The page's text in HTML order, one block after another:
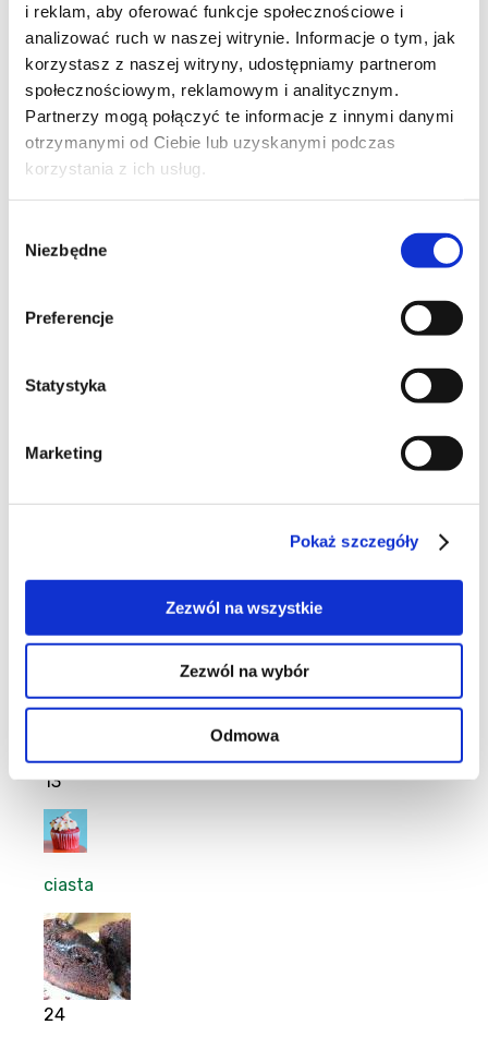
i reklam, aby oferować funkcje społecznościowe i
analizować ruch w naszej witrynie. Informacje o tym, jak
korzystasz z naszej witryny, udostępniamy partnerom
społecznościowym, reklamowym i analitycznym.
Partnerzy mogą połączyć te informacje z innymi danymi
otrzymanymi od Ciebie lub uzyskanymi podczas
korzystania z ich usług.
zgody
Niezbędne
Preferencje
Statystyka
Marketing
Pokaż szczegóły
Zezwól na wszystkie
Zezwól na wybór
Odmowa
63
24
Maszkiety
13
13
ciasta
24